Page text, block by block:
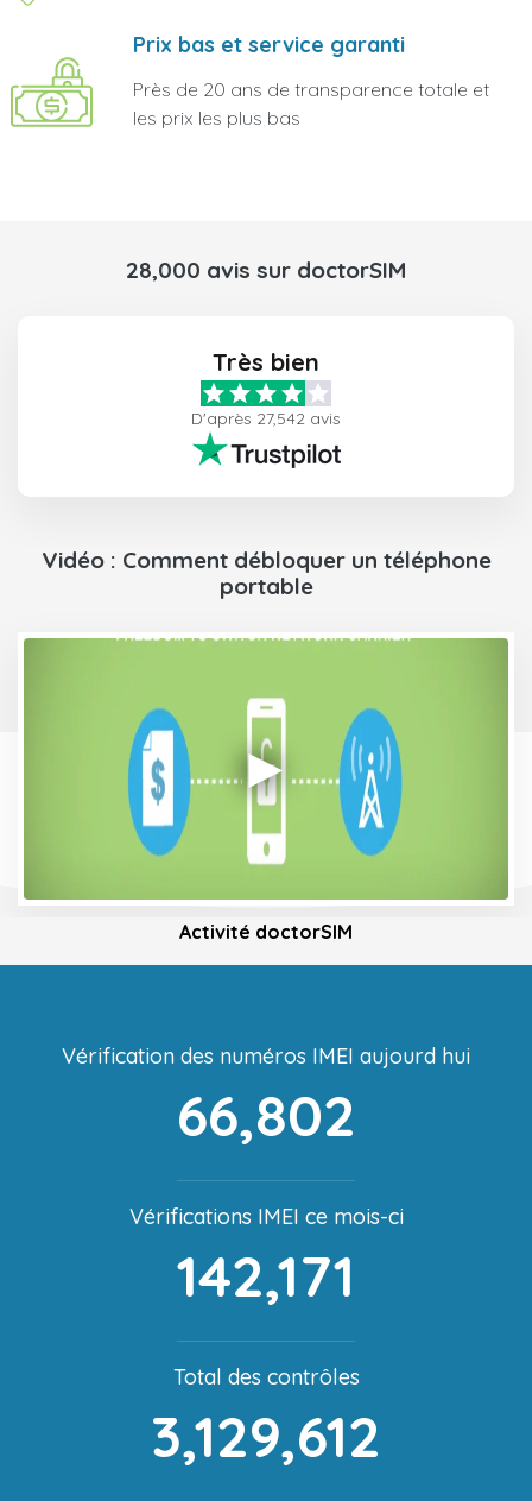
Prix bas et service garanti
Près de 20 ans de transparence totale et
les prix les plus bas
28,000 avis sur doctorSIM
Très bien
D'après 27,542 avis
Vidéo : Comment débloquer un téléphone
portable
Activité doctorSIM
Vérification des numéros IMEI aujourd hui
66,802
Vérifications IMEI ce mois-ci
142,171
Total des contrôles
3,129,612